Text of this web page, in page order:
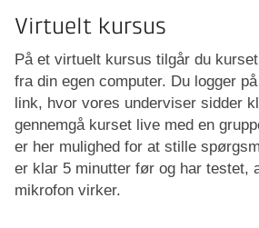
Virtuelt kursus
På et virtuelt kursus tilgår du
fra din egen computer. Du logger
link, hvor vores underviser sidder
gennemgå kurset live med en
er her mulighed for at stille
er klar 5 minutter før og har testet,
mikrofon virker.